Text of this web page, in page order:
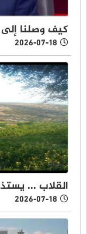
كيف وصلنا
2026-07-18
القلاب ...
2026-07-18